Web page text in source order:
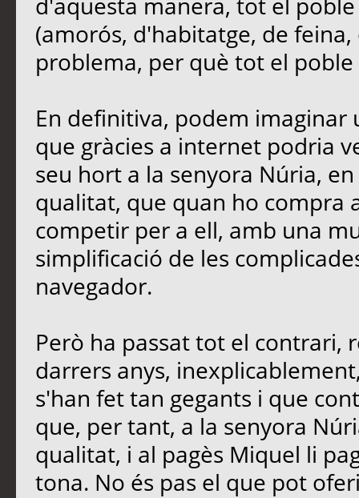
(amorós, d'habitatge, de
problema, per què tot el
En definitiva, podem imaginar
que gràcies a internet podria
seu hort a la senyora Núria,
qualitat, que quan ho compra
competir per a ell, amb una
simplificació de les
navegador.
Però ha passat tot el contrari,
darrers anys,
s'han fet tan gegants i que
que, per tant, a la senyora
qualitat, i al pagès Miquel li
tona. No és pas el que pot